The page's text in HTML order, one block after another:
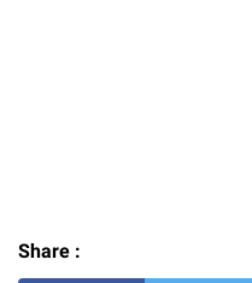
Share :